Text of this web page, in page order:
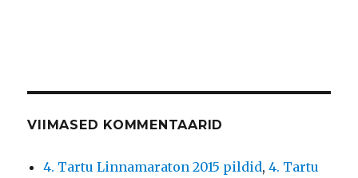
VIIMASED KOMMENTAARID
4. Tartu Linnamaraton 2015 pildid,4. Tartu